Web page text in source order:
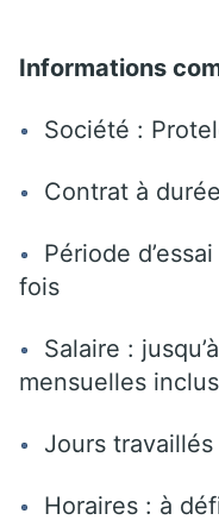
Informations
Société :
Contrat à
Période
fois
Salaire :
mensuelles
Jours
Horaires : à